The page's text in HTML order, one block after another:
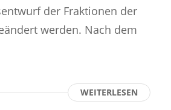
der Fraktionen der
werden. Nach dem
WEITERLESEN